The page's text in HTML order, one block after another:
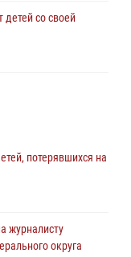
со своей
генерала
гражданам о
потерявшихся на
журналисту
округа